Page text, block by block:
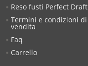
Reso fusti Perfect Draft
Termini e condizioni di
vendita
Faq
Carrello